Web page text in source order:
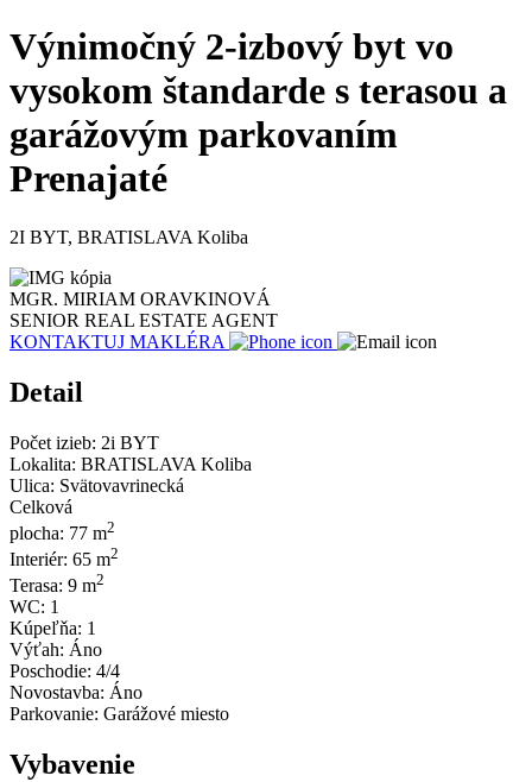
Výnimočný 2-izbový byt vo
vysokom štandarde s terasou a
garážovým parkovaním
Prenajaté
2I BYT, BRATISLAVA Koliba
MGR. MIRIAM ORAVKINOVÁ
SENIOR REAL ESTATE AGENT
KONTAKTUJ MAKLÉRA
Detail
Počet izieb: 2i BYT
Lokalita: BRATISLAVA Koliba
Ulica: Svätovavrinecká
Celková
plocha: 77 m2
Interiér: 65 m2
Terasa: 9 m2
WC: 1
Kúpeľňa: 1
Výťah: Áno
Poschodie: 4/4
Novostavba: Áno
Parkovanie: Garážové miesto
Vybavenie